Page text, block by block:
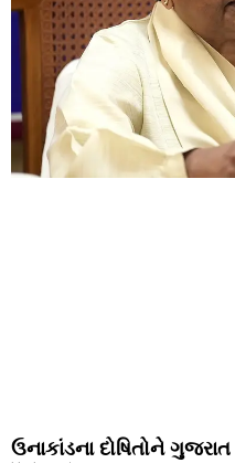
ઉનાકાંડના દોષિતોને